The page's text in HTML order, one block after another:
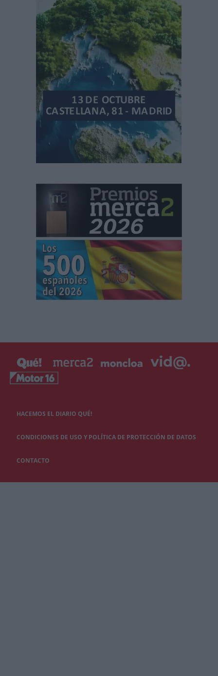
HACEMOS EL DIARIO QUÉ!
CONDICIONES DE USO Y POLÍTICA DE PROTECCIÓN DE DATOS
CONTACTO